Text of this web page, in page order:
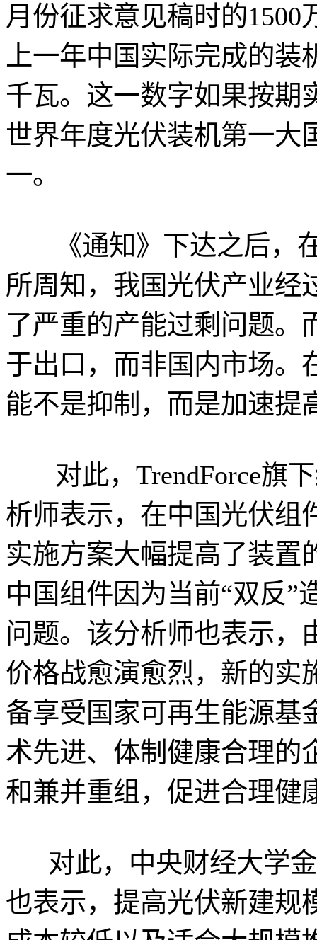
月份征求意见稿时的1500
上一年中国实际完成的装
千瓦。这一数字如果按期
世界年度光伏装机第一大
一。
《通知》下达之后，在
所周知，我国光伏产业经
了严重的产能过剩问题。
于出口，而非国内市场。
能不是抑制，而是加速提
对此，TrendForce旗下
析师表示，在中国光伏组
实施方案大幅提高了装置
中国组件因为当前“双反”
问题。该分析师也表示，
价格战愈演愈烈，新的实
备享受国家可再生能源基
术先进、体制健康合理的
和兼并重组，促进合理健
对此，中央财经大学金
也表示，提高光伏新建规